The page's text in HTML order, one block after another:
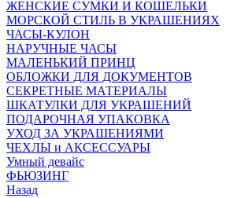
ЖЕНСКИЕ СУМКИ И КОШЕЛЬКИ
МОРСКОЙ СТИЛЬ В УКРАШЕНИЯХ
ЧАСЫ-КУЛОН
НАРУЧНЫЕ ЧАСЫ
МАЛЕНЬКИЙ ПРИНЦ
ОБЛОЖКИ ДЛЯ ДОКУМЕНТОВ
СЕКРЕТНЫЕ МАТЕРИАЛЫ
ШКАТУЛКИ ДЛЯ УКРАШЕНИЙ
ПОДАРОЧНАЯ УПАКОВКА
УХОД ЗА УКРАШЕНИЯМИ
ЧEХЛЫ и АКСЕССУАРЫ
Умный девайс
ФЬЮЗИНГ
Назад